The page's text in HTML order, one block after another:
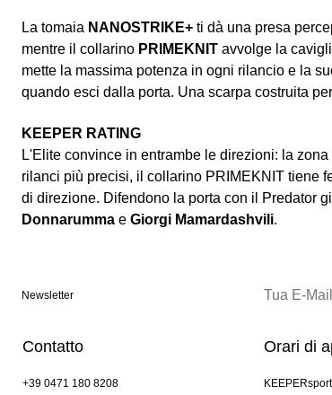
La tomaia NANOSTRIKE+ ti dà una presa
mentre il collarino PRIMEKNIT avvolge la
mette la massima potenza in ogni rilancio e la
quando esci dalla porta. Una scarpa costruita
KEEPER RATING
L'Elite convince in entrambe le direzioni: la
rilanci più precisi, il collarino PRIMEKNIT tiene
di direzione. Difendono la porta con il Predator
Donnarumma e Giorgi Mamardashvili.
Newsletter
Contatto
+39 0471 180 8208
Orari di